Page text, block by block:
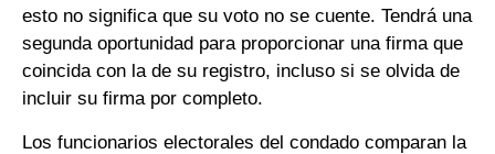
esto no significa que su voto no se cuente. Tendrá una
segunda oportunidad para proporcionar una firma que
coincida con la de su registro, incluso si se olvida de
incluir su firma por completo.
Los funcionarios electorales del condado comparan la